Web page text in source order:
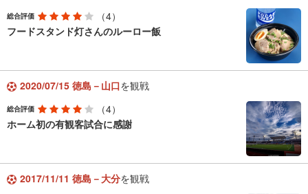
総合評価
（4）
フードスタンド灯さんのルーロー飯
2020/07/15 徳島－山口を観戦
総合評価
（4）
ホーム初の有観客試合に感謝
2017/11/11 徳島－大分を観戦